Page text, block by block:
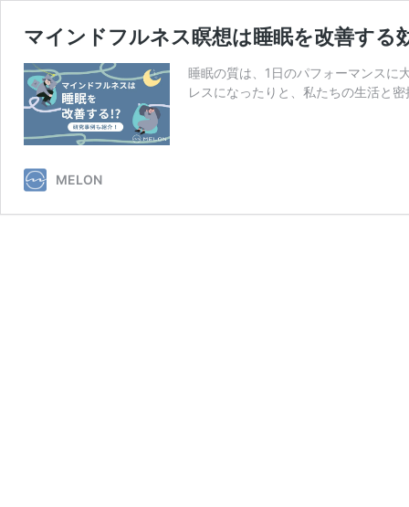
マインドフルネス瞑想は睡眠を改善する
睡眠の質は、1日のパフォーマンスに
レスになったりと、私たちの生活と
MELON